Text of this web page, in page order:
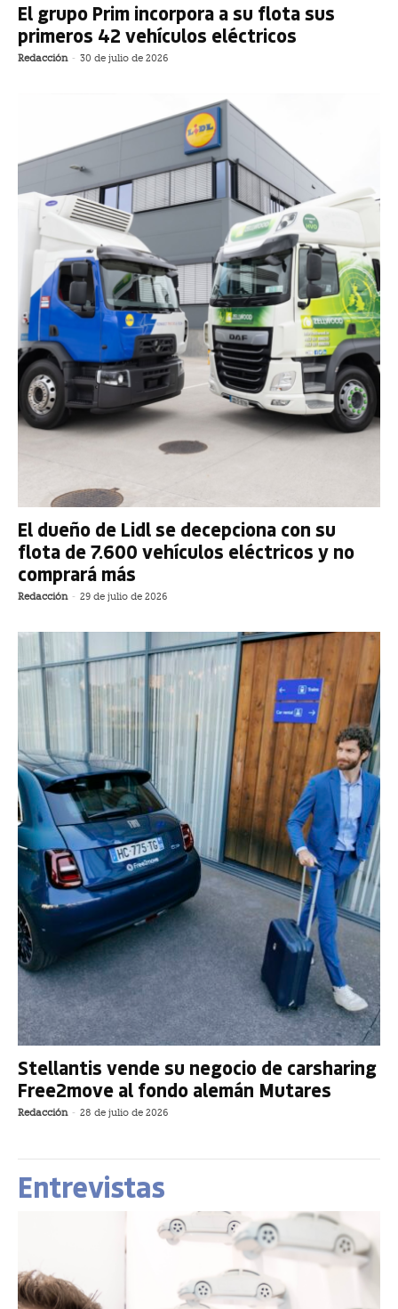
El grupo Prim incorpora a su flota sus
primeros 42 vehículos eléctricos
Redacción - 30 de julio de 2026
El dueño de Lidl se decepciona con su
flota de 7.600 vehículos eléctricos y no
comprará más
Redacción - 29 de julio de 2026
Stellantis vende su negocio de carsharing
Free2move al fondo alemán Mutares
Redacción - 28 de julio de 2026
Entrevistas